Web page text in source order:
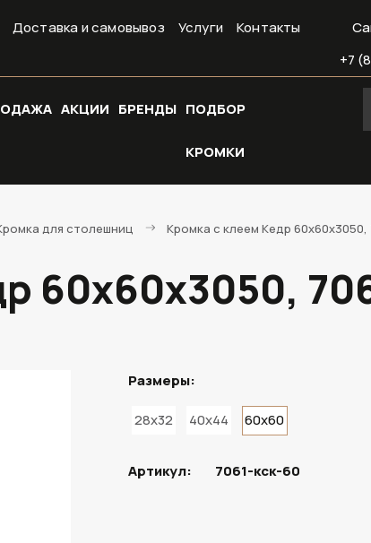
Доставка и самовывоз Услуги Контакты
+7
АКЦИИ БРЕНДЫ ПОДБОР
КРОМКИ
для столешниц Кромка с клеем Кедр 60х60х3050,
60х60х3050,
ПОД ЗАКАЗ
Размеры:
28x32 40x44 60x60
Артикул: 7061-кск-60